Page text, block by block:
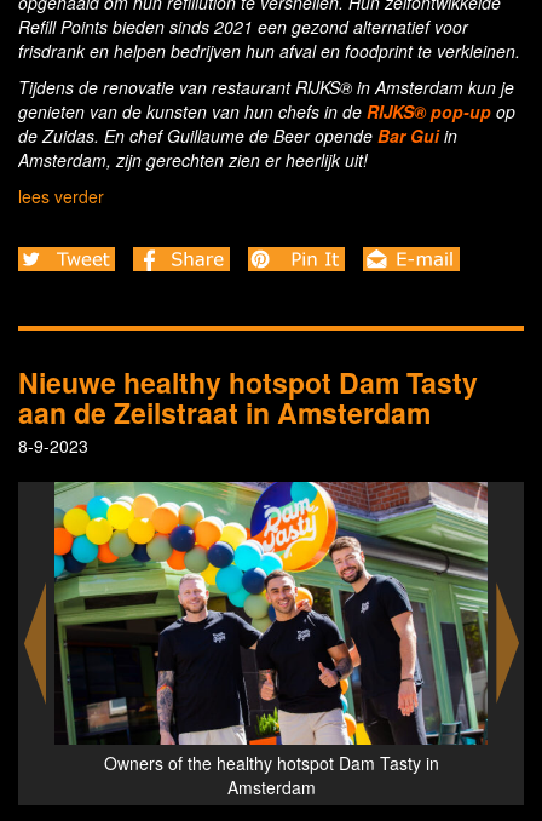
Refill Points bieden sinds 2021 een gezond alternatief voor
frisdrank en helpen bedrijven hun afval en foodprint te verkleinen.
Tijdens de renovatie van restaurant RIJKS® in Amsterdam kun je
genieten van de kunsten van hun chefs in de RIJKS® pop-up op
de Zuidas. En chef Guillaume de Beer opende Bar Guiin
Amsterdam, zijn gerechten zien er heerlijk uit!
lees verder
Nieuwe healthy hotspot Dam Tasty
aan de Zeilstraat in Amsterdam
8-9-2023
Dam Tasty in
Healthy hotspot Dam Tasty in